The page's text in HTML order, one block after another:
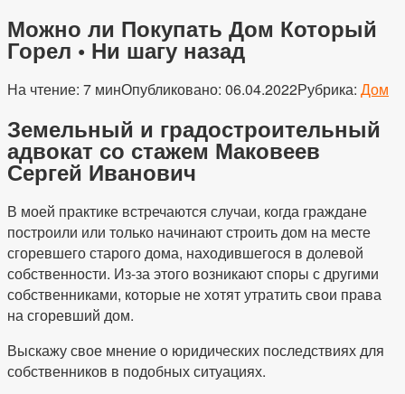
Можно ли Покупать Дом Который
Горел • Ни шагу назад
На чтение: 7 минОпубликовано: 06.04.2022Рубрика: Дом
Земельный и градостроительный
адвокат со стажем Маковеев
Сергей Иванович
В моей практике встречаются случаи, когда граждане
построили или только начинают строить дом на месте
сгоревшего старого дома, находившегося в долевой
собственности. Из-за этого возникают споры с другими
собственниками, которые не хотят утратить свои права
на сгоревший дом.
Выскажу свое мнение о юридических последствиях для
собственников в подобных ситуациях.